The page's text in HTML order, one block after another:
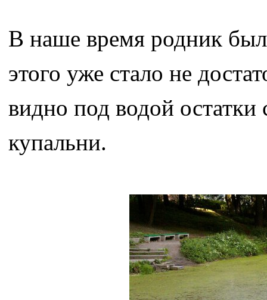
В наше время родник
этого уже стало не
видно под водой
купальни.